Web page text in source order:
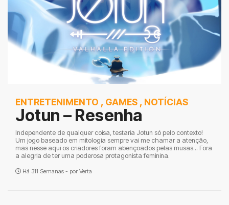
ENTRETENIMENTO , GAMES , NOTÍCIAS
Jotun – Resenha
Independente de qualquer coisa, testaria Jotun só pelo contexto!
Um jogo baseado em mitologia sempre vai me chamar a atenção,
mas nesse aqui os criadores foram abençoados pelas musas... Fora
a alegria de ter uma poderosa protagonista feminina.
Há 311 Semanas - por Verta